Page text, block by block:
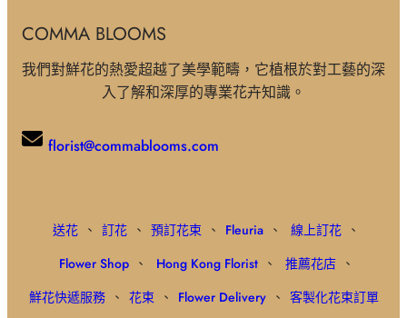
COMMA BLOOMS
我們對鮮花的熱愛超越了美學範疇，它植根於對工藝的深
入了解和深厚的專業花卉知識。
florist@commablooms.com
送花 、 訂花 、 預訂花束 、 Fleuria 、 線上訂花 、
Flower Shop 、 Hong Kong Florist 、 推薦花店 、
鮮花快遞服務 、 花束 、 Flower Delivery 、 客製化花束訂單